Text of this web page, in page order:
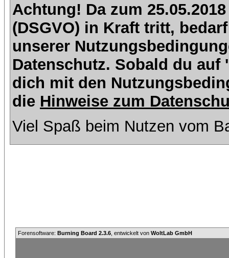
Achtung! Da zum
(DSGVO) in Kraft tritt,
unserer
Datenschutz. Sobald du
dich mit den
die Hinweise zum
Viel Spaß beim Nutzen vom
Forensoftware: Burning Board 2.3.6 , entwickelt von WoltLab GmbH